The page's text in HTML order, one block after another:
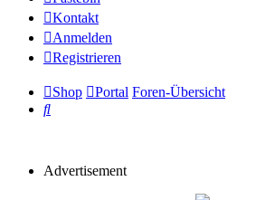
Kontakt
Anmelden
Registrieren
Shop Portal Foren-Übersicht
Suche
Advertisement